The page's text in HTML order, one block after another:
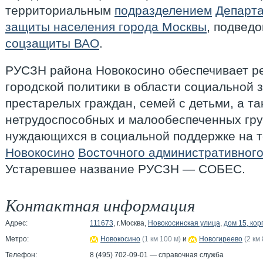
территориальным подразделением
защиты населения города Москвы,
соцзащиты ВАО.
РУСЗН района Новокосино обеспечивает
городской политики в области
престарелых граждан, семей с детьми, а
нетрудоспособных и малообеспеченных
нуждающихся в социальной поддержке на
Новокосино Восточного
Устаревшее название РУСЗН — СОБЕС.
Контактная информация
Адрес: 111673, г.Москва, Новокосинская улица, дом 15,
Метро:
Новокосино (1 км 100 м) и Новогиреево (2 км
Телефон:
8 (495) 702-09-01 — справочная служба